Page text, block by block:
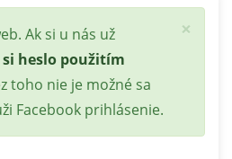
×
Ak si u nás už
heslo použitím
toho nie je možné sa
Facebook prihlásenie.